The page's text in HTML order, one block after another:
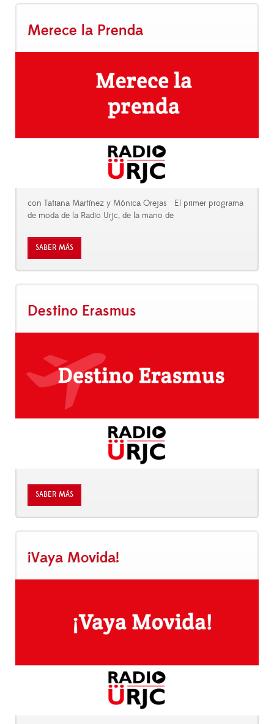
Merece la Prenda
con Tatiana Martínez y Mónica Orejas El primer programa
de moda de la Radio Urjc, de la mano de
SABER MÁS
Destino Erasmus
SABER MÁS
¡Vaya Movida!